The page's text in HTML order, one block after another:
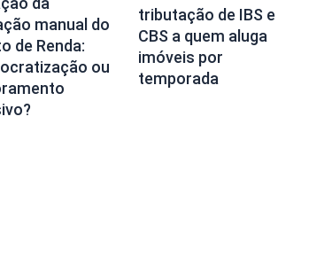
manual do
de Renda:
ou
tributação de IBS e
CBS a quem aluga
imóveis por
temporada